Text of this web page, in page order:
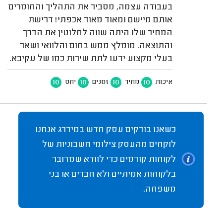
בעבודה עצמה, מסביר את התהליך והחומרים
אותם מיישם ומאוד מאוד אכפתי! דרישת
המחיר שלו היתה שווה לחלוטין את הדרך
והתוצאה. מומלץ ממש בחום והלוואי ושאר
בעלי מקצוע ידעו לתת שירות כמו של עקיבא.
איכות 10 מחיר 10 זמנים 10 יחס 10
כשאנו בודקים עסק חדש במידרג אנחנו
לוקחים מהעסק צילומי חשבוניות של
לקוחות קודמים כדי לוודא שמדובר
בלקוחות אמיתיים ולא חברים או בני
משפחה.